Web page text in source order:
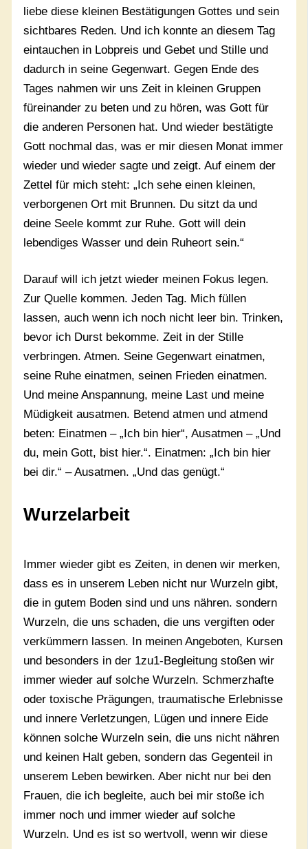
liebe diese kleinen Bestätigungen Gottes und sein
sichtbares Reden. Und ich konnte an diesem Tag
eintauchen in Lobpreis und Gebet und Stille und
dadurch in seine Gegenwart. Gegen Ende des
Tages nahmen wir uns Zeit in kleinen Gruppen
füreinander zu beten und zu hören, was Gott für
die anderen Personen hat. Und wieder bestätigte
Gott nochmal das, was er mir diesen Monat immer
wieder und wieder sagte und zeigt. Auf einem der
Zettel für mich steht: „Ich sehe einen kleinen,
verborgenen Ort mit Brunnen. Du sitzt da und
deine Seele kommt zur Ruhe. Gott will dein
lebendiges Wasser und dein Ruheort sein.“
Darauf will ich jetzt wieder meinen Fokus legen.
Zur Quelle kommen. Jeden Tag. Mich füllen
lassen, auch wenn ich noch nicht leer bin. Trinken,
bevor ich Durst bekomme. Zeit in der Stille
verbringen. Atmen. Seine Gegenwart einatmen,
seine Ruhe einatmen, seinen Frieden einatmen.
Und meine Anspannung, meine Last und meine
Müdigkeit ausatmen. Betend atmen und atmend
beten: Einatmen – „Ich bin hier“, Ausatmen – „Und
du, mein Gott, bist hier.“. Einatmen: „Ich bin hier
bei dir.“ – Ausatmen. „Und das genügt.“
Wurzelarbeit
Immer wieder gibt es Zeiten, in denen wir merken,
dass es in unserem Leben nicht nur Wurzeln gibt,
die in gutem Boden sind und uns nähren. sondern
Wurzeln, die uns schaden, die uns vergiften oder
verkümmern lassen. In meinen Angeboten, Kursen
und besonders in der 1zu1-Begleitung stoßen wir
immer wieder auf solche Wurzeln. Schmerzhafte
oder toxische Prägungen, traumatische Erlebnisse
und innere Verletzungen, Lügen und innere Eide
können solche Wurzeln sein, die uns nicht nähren
und keinen Halt geben, sondern das Gegenteil in
unserem Leben bewirken. Aber nicht nur bei den
Frauen, die ich begleite, auch bei mir stoße ich
immer noch und immer wieder auf solche
Wurzeln. Und es ist so wertvoll, wenn wir diese